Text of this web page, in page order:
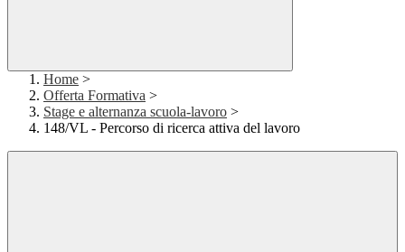
Home >
Offerta Formativa >
Stage e alternanza scuola-lavoro >
148/VL - Percorso di ricerca attiva del lavoro